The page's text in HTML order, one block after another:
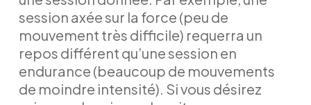
session axée sur la force (peu de
mouvement très difficile) requerra un
repos différent qu’une session en
endurance (beaucoup de mouvements
de moindre intensité). Si vous désirez